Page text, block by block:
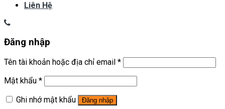
Liên Hệ
Đăng nhập
Tên tài khoản hoặc địa chỉ email *
Mật khẩu *
Ghi nhớ mật khẩu
Đăng nhập